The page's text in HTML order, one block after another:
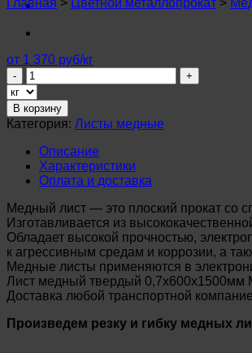
от 1 370 руб/кг
Количество
товара
Лист
медный
0,7х600х1500мм
М1
ДПРНТ
ГОСТ
1173-
2006
В корзину
Категория: Листы медные
Описание
Характеристики
Оплата и доставка
Медный лист — это плоский прокат со
Изготавливается из
Обладает высокой прочностью,
к агрессивным средам и коррозии, а
Медные листы применяются в
Лист медный твердый 0,7х600х1500мм
Доставка любой транспортной
Произведем резку и гибку медных